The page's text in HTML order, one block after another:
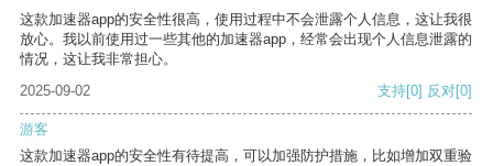
这款加速器app的安全性很高，使用过程中不会泄露个人信息，这让我很
放心。我以前使用过一些其他的加速器app，经常会出现个人信息泄露的
情况，这让我非常担心。
2025-09-02
支持[0] 反对[0]
游客
这款加速器app的安全性有待提高，可以加强防护措施，比如增加双重验